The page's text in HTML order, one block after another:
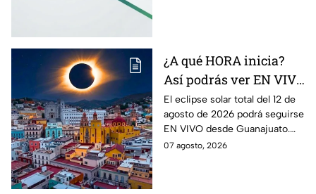
¿A qué HORA inicia?
Así podrás ver EN VIVO
desde Guanajuato el
eclipse solar total del 12
de agosto de 2026
El eclipse solar total del 12 de
agosto de 2026 podrá seguirse
EN VIVO desde Guanajuato.
Conoce a qué hora inicia
07 agosto, 2026